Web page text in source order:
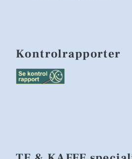
Kontrolrapporter